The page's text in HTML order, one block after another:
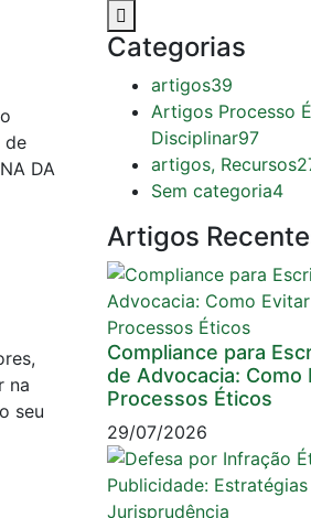
de
DA
na
seu
Categorias
artigos39
Artigos Processo
Disciplinar97
artigos, Recursos
Sem categoria4
Artigos
Compliance para
de Advocacia: Como
Processos Éticos
29/07/2026